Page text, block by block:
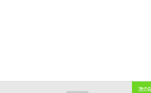
次の